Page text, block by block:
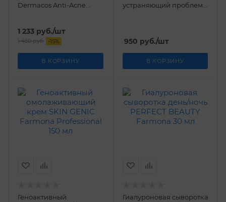
Dermacos Anti-Acne
1 233 руб./шт
1 450руб. -15%
В КОРЗИНУ
устраняющий проблемы
950 руб./шт
В КОРЗИНУ
Геноактивный
Гиалуроновая сыворотка